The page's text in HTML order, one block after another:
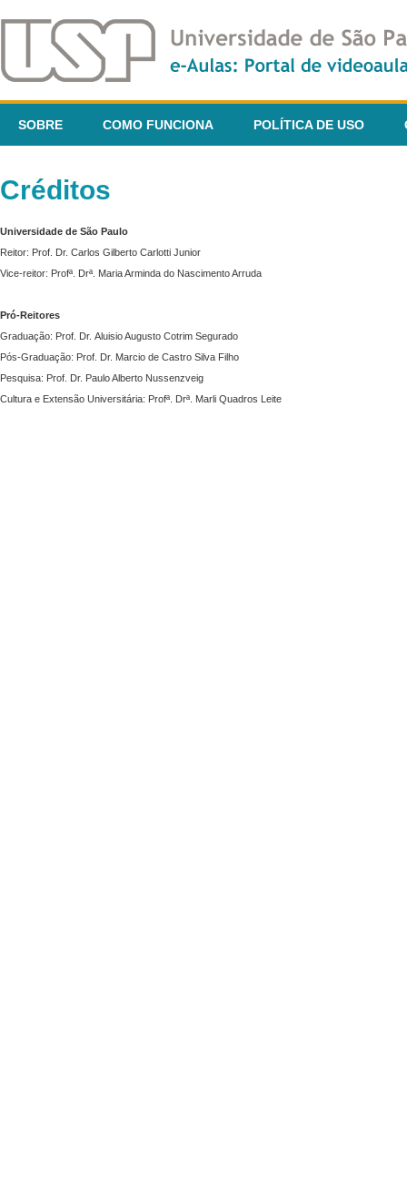
SOBRE COMO FUNCIONA POLÍTICA DE USO
Créditos
Universidade de São Paulo
Reitor: Prof. Dr. Carlos Gilberto Carlotti Junior
Vice-reitor: Profª. Drª. Maria Arminda do Nascimento Arruda
Pró-Reitores
Graduação: Prof. Dr. Aluisio Augusto Cotrim Segurado
Pós-Graduação: Prof. Dr. Marcio de Castro Silva Filho
Pesquisa: Prof. Dr. Paulo Alberto Nussenzveig
Cultura e Extensão Universitária: Profª. Drª. Marli Quadros Leite